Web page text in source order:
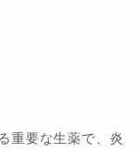
重要な生薬で、炎